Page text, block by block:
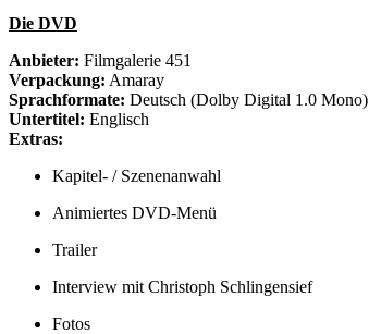
Die DVD
Anbieter: Filmgalerie 451
Verpackung: Amaray
Sprachformate: Deutsch (Dolby Digital 1.0 Mono)
Untertitel: Englisch
Extras:
Kapitel- / Szenenanwahl
Animiertes DVD-Menü
Trailer
Interview mit Christoph Schlingensief
Fotos